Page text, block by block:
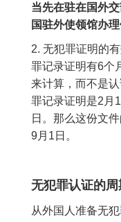
当先在驻在国外
国驻外使领馆办
2. 无犯罪证明的
罪记录证明有6个
来计算，而不是
罪记录证明是2月
日。那么这份文
9月1日。
无犯罪认证的周
从外国人准备无